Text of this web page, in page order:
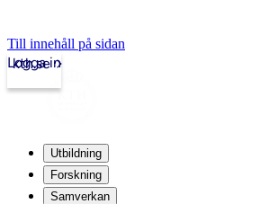
Till innehåll på sidan
kth.se
Logga in
Utbildning
Forskning
Samverkan